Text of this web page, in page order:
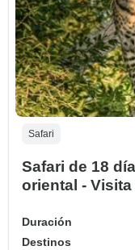
Safari
Safari de 18
oriental -
Duración
Destinos